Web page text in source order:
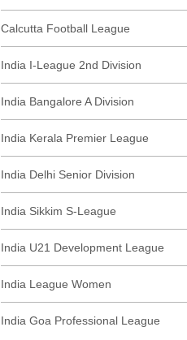
Calcutta Football League
India I-League 2nd Division
India Bangalore A Division
India Kerala Premier League
India Delhi Senior Division
India Sikkim S-League
India U21 Development League
India League Women
India Goa Professional League